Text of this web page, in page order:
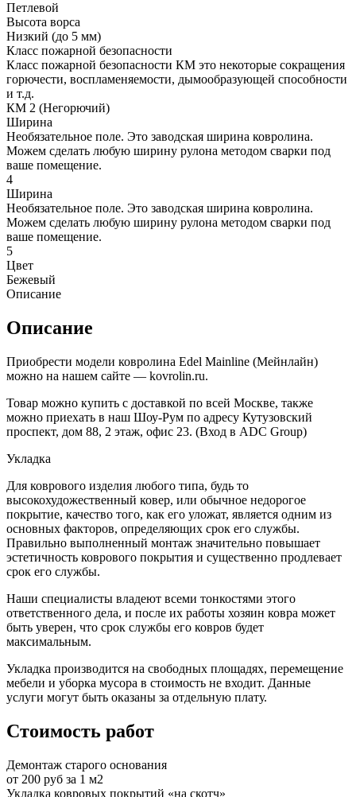
Петлевой
Высота ворса
Низкий (до 5 мм)
Класс пожарной безопасности
Класс пожарной безопасности КМ это некоторые сокращения
горючести, воспламеняемости, дымообразующей способности
и т.д.
КМ 2 (Негорючий)
Ширина
Необязательное поле. Это заводская ширина ковролина.
Можем сделать любую ширину рулона методом сварки под
ваше помещение.
4
Ширина
Необязательное поле. Это заводская ширина ковролина.
Можем сделать любую ширину рулона методом сварки под
ваше помещение.
5
Цвет
Бежевый
Описание
Описание
Приобрести модели ковролина Edel Mainline (Мейнлайн)
можно на нашем сайте — kovrolin.ru.
Товар можно купить с доставкой по всей Москве, также
можно приехать в наш Шоу-Рум по адресу Кутузовский
проспект, дом 88, 2 этаж, офис 23. (Вход в ADC Group)
Укладка
Для коврового изделия любого типа, будь то
высокохудожественный ковер, или обычное недорогое
покрытие, качество того, как его уложат, является одним из
основных факторов, определяющих срок его службы.
Правильно выполненный монтаж значительно повышает
эстетичность коврового покрытия и существенно продлевает
срок его службы.
Наши специалисты владеют всеми тонкостями этого
ответственного дела, и после их работы хозяин ковра может
быть уверен, что срок службы его ковров будет
максимальным.
Укладка производится на свободных площадях, перемещение
мебели и уборка мусора в стоимость не входит. Данные
услуги могут быть оказаны за отдельную плату.
Стоимость работ
Демонтаж старого основания
от 200 руб за 1 м2
Укладка ковровых покрытий «на скотч»